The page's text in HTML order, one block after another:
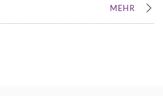
MEHR